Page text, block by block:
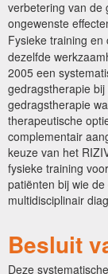
verbetering van de
ongewenste
Fysieke training en
dezelfde
2005 een
gedragstherapie
gedragstherapie
therapeutische
complementair
keuze van het
fysieke training
patiënten bij wie
multidisciplinair
Besluit
Deze